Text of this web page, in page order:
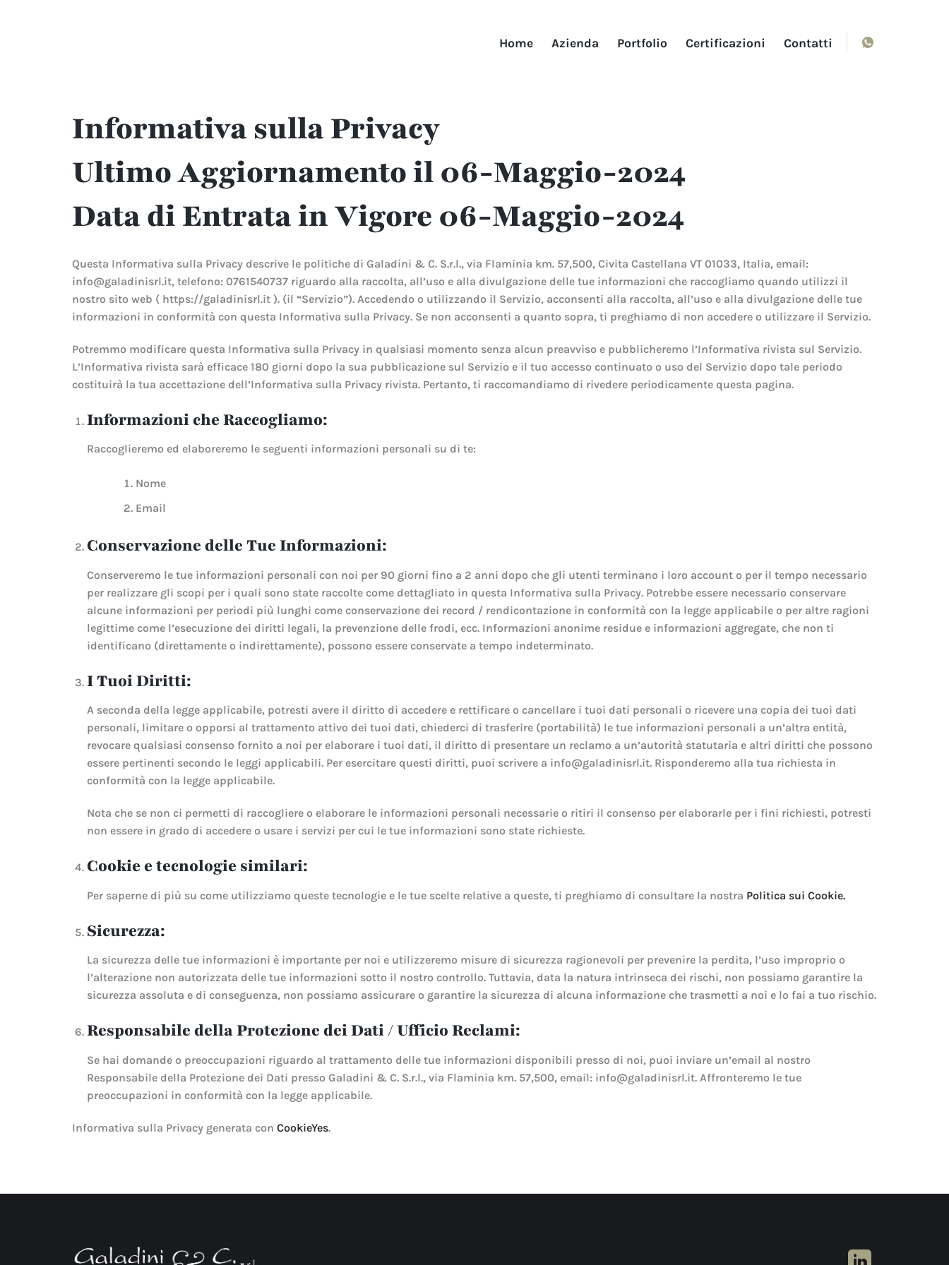
Home Azienda Portfolio Certificazioni Contatti
Informativa sulla Privacy
Ultimo Aggiornamento il 06-Maggio-2024
Data di Entrata in Vigore 06-Maggio-2024
Questa Informativa sulla Privacy descrive le politiche di Galadini & C. S.r.l., via Flaminia km. 57,500, Civita Castellana VT 01033, Italia, email:
info@galadinisrl.it, telefono: 0761540737 riguardo alla raccolta, all’uso e alla divulgazione delle tue informazioni che raccogliamo quando utilizzi il
nostro sito web ( https://galadinisrl.it ). (il “Servizio”). Accedendo o utilizzando il Servizio, acconsenti alla raccolta, all’uso e alla divulgazione delle tue
informazioni in conformità con questa Informativa sulla Privacy. Se non acconsenti a quanto sopra, ti preghiamo di non accedere o utilizzare il Servizio.
Potremmo modificare questa Informativa sulla Privacy in qualsiasi momento senza alcun preavviso e pubblicheremo l’Informativa rivista sul Servizio.
L’Informativa rivista sarà efficace 180 giorni dopo la sua pubblicazione sul Servizio e il tuo accesso continuato o uso del Servizio dopo tale periodo
costituirà la tua accettazione dell’Informativa sulla Privacy rivista. Pertanto, ti raccomandiamo di rivedere periodicamente questa pagina.
Informazioni che Raccogliamo:
Raccoglieremo ed elaboreremo le seguenti informazioni personali su di te:
Nome
Email
Conservazione delle Tue Informazioni:
Conserveremo le tue informazioni personali con noi per 90 giorni fino a 2 anni dopo che gli utenti terminano i loro account o per il tempo necessario
per realizzare gli scopi per i quali sono state raccolte come dettagliato in questa Informativa sulla Privacy. Potrebbe essere necessario conservare
alcune informazioni per periodi più lunghi come conservazione dei record / rendicontazione in conformità con la legge applicabile o per altre ragioni
legittime come l’esecuzione dei diritti legali, la prevenzione delle frodi, ecc. Informazioni anonime residue e informazioni aggregate, che non ti
identificano (direttamente o indirettamente), possono essere conservate a tempo indeterminato.
I Tuoi Diritti:
A seconda della legge applicabile, potresti avere il diritto di accedere e rettificare o cancellare i tuoi dati personali o ricevere una copia dei tuoi dati
personali, limitare o opporsi al trattamento attivo dei tuoi dati, chiederci di trasferire (portabilità) le tue informazioni personali a un’altra entità,
revocare qualsiasi consenso fornito a noi per elaborare i tuoi dati, il diritto di presentare un reclamo a un’autorità statutaria e altri diritti che possono
essere pertinenti secondo le leggi applicabili. Per esercitare questi diritti, puoi scrivere a info@galadinisrl.it. Risponderemo alla tua richiesta in
conformità con la legge applicabile.
Nota che se non ci permetti di raccogliere o elaborare le informazioni personali necessarie o ritiri il consenso per elaborarle per i fini richiesti, potresti
non essere in grado di accedere o usare i servizi per cui le tue informazioni sono state richieste.
Cookie e tecnologie similari:
Per saperne di più su come utilizziamo queste tecnologie e le tue scelte relative a queste, ti preghiamo di consultare la nostra Politica sui Cookie.
Sicurezza:
La sicurezza delle tue informazioni è importante per noi e utilizzeremo misure di sicurezza ragionevoli per prevenire la perdita, l’uso improprio o
l’alterazione non autorizzata delle tue informazioni sotto il nostro controllo. Tuttavia, data la natura intrinseca dei rischi, non possiamo garantire la
sicurezza assoluta e di conseguenza, non possiamo assicurare o garantire la sicurezza di alcuna informazione che trasmetti a noi e lo fai a tuo rischio.
Responsabile della Protezione dei Dati / Ufficio Reclami:
Se hai domande o preoccupazioni riguardo al trattamento delle tue informazioni disponibili presso di noi, puoi inviare un’email al nostro
Responsabile della Protezione dei Dati presso Galadini & C. S.r.l., via Flaminia km. 57,500, email: info@galadinisrl.it. Affronteremo le tue
preoccupazioni in conformità con la legge applicabile.
Informativa sulla Privacy generata con CookieYes.